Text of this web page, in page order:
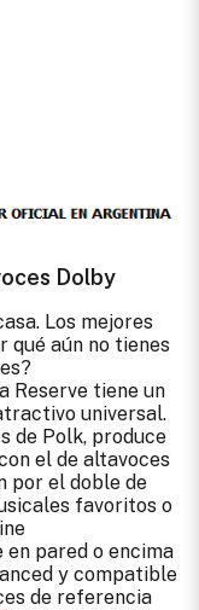
Dolby
Los mejores
qué aún no tienes
Reserve tiene un
universal.
de Polk, produce
el de altavoces
por el doble de
favoritos o
pared o encima
y compatible
de referencia